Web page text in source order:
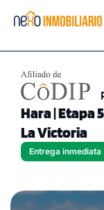
Hara | Etapa
La Victoria
Entrega inmediata